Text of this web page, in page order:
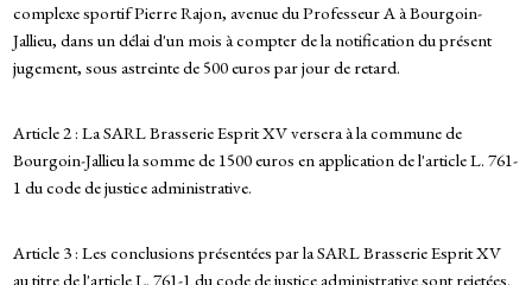
complexe sportif Pierre Rajon, avenue du Professeur A à Bourgoin-
Jallieu, dans un délai d'un mois à compter de la notification du présent
jugement, sous astreinte de 500 euros par jour de retard.
Article 2 : La SARL Brasserie Esprit XV versera à la commune de
Bourgoin-Jallieu la somme de 1500 euros en application de l'article L. 761-
1 du code de justice administrative.
Article 3 : Les conclusions présentées par la SARL Brasserie Esprit XV
au titre de l'article L. 761-1 du code de justice administrative sont rejetées.